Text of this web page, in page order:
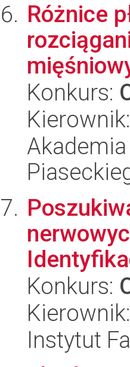
Różnice
Konkurs:
Konkurs:
Instytut